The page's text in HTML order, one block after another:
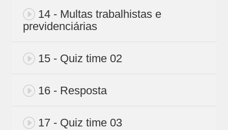
14 - Multas trabalhistas e
previdenciárias
15 - Quiz time 02
16 - Resposta
17 - Quiz time 03